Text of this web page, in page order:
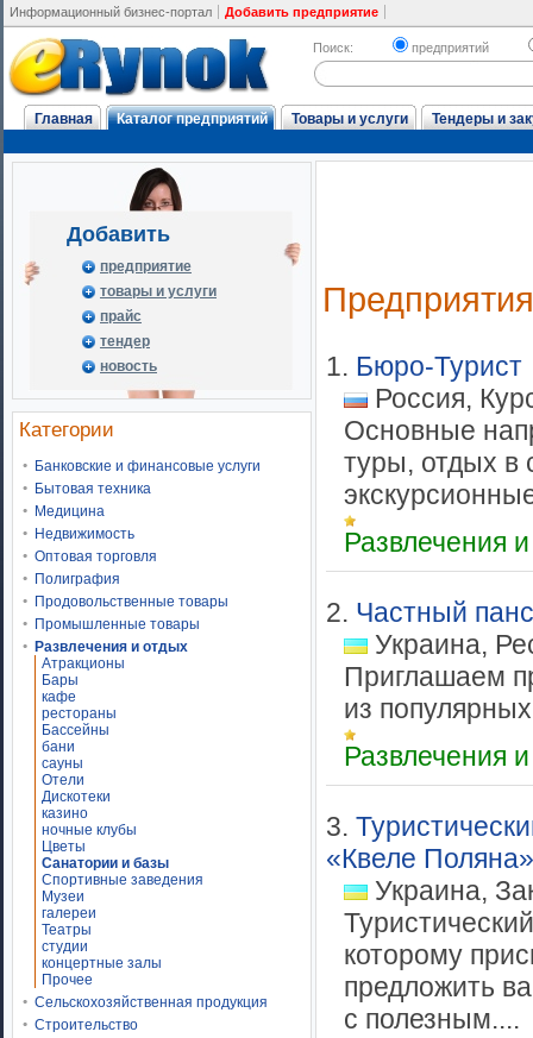
Информационный бизнес-портал Добавить предприятие
Поиск: предприятий
Главная Каталог предприятий Товары и услуги Тендеры и
Добавить
предприятие
товары и услуги
прайс
тендер
новость
Категории
Банковские и финансовые услуги
Бытовая техника
Медицина
Недвижимость
Оптовая торговля
Полиграфия
Продовольственные товары
Промышленные товары
Развлечения и отдых
Атракционы
Бары
кафе
рестораны
Бассейны
бани
сауны
Отели
Дискотеки
казино
ночные клубы
Цветы
Санатории и базы
Спортивные заведения
Музеи
галереи
Театры
студии
концертные залы
Прочее
Сельскохозяйственная продукция
Строительство
Предприятия
1. Бюро-Турист
Россия,
Основные
туры, отдых в
Развлечения
2. Частный
Украина,
Приглашаем
из
Развлечения
3.
«Квеле Поляна»
Украина,
которому
предложить
с полезным....